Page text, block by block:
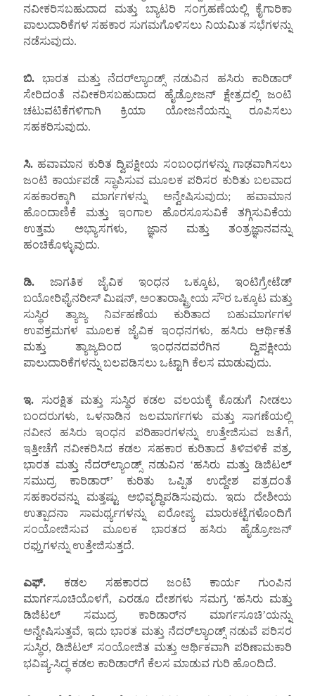
ನವೀಕರಿಸಬಹುದಾದ ಮತ್ತು ಬ್ಯಾಟರಿ ಸಂಗ್ರಹಣೆಯಲ್ಲಿ ಕೈಗಾರಿಕಾ
ಪಾಲುದಾರಿಕೆಗಳ ಸಹಕಾರ ಸುಗಮಗೊಳಿಸಲು ನಿಯಮಿತ ಸಭೆಗಳನ್ನು
ನಡೆಸುವುದು.
ಬಿ.ಭಾರತ ಮತ್ತು ನೆದರ್‌ಲ್ಯಾಂಡ್ಸ್ ನಡುವಿನ ಹಸಿರು ಕಾರಿಡಾರ್
ಸೇರಿದಂತೆ ನವೀಕರಿಸಬಹುದಾದ ಹೈಡ್ರೋಜನ್ ಕ್ಷೇತ್ರದಲ್ಲಿ ಜಂಟಿ
ಚಟುವಟಿಕೆಗಳಿಗಾಗಿ ಕ್ರಿಯಾ ಯೋಜನೆಯನ್ನು ರೂಪಿಸಲು
ಸಹಕರಿಸುವುದು.
ಸಿ.ಹವಾಮಾನ ಕುರಿತ ದ್ವಿಪಕ್ಷೀಯ ಸಂಬಂಧಗಳನ್ನು ಗಾಢವಾಗಿಸಲು
ಜಂಟಿ ಕಾರ್ಯಪಡೆ ಸ್ಥಾಪಿಸುವ ಮೂಲಕ ಪರಿಸರ ಕುರಿತು ಬಲವಾದ
ಸಹಕಾರಕ್ಕಾಗಿ ಮಾರ್ಗಗಳನ್ನು ಅನ್ವೇಷಿಸುವುದು; ಹವಾಮಾನ
ಹೊಂದಾಣಿಕೆ ಮತ್ತು ಇಂಗಾಲ ಹೊರಸೂಸುವಿಕೆ ತಗ್ಗಿಸುವಿಕೆಯ
ಉತ್ತಮ ಅಭ್ಯಾಸಗಳು, ಜ್ಞಾನ ಮತ್ತು ತಂತ್ರಜ್ಞಾನವನ್ನು
ಹಂಚಿಕೊಳ್ಳುವುದು.
ಡಿ.ಜಾಗತಿಕ ಜೈವಿಕ ಇಂಧನ ಒಕ್ಕೂಟ, ಇಂಟಿಗ್ರೇಟೆಡ್
ಬಯೋರಿಫೈನರೀಸ್ ಮಿಷನ್, ಅಂತಾರಾಷ್ಟ್ರೀಯ ಸೌರ ಒಕ್ಕೂಟ ಮತ್ತು
ಸುಸ್ಥಿರ ತ್ಯಾಜ್ಯ ನಿರ್ವಹಣೆಯ ಕುರಿತಾದ ಬಹುಮಾರ್ಗಗಳ
ಉಪಕ್ರಮಗಳ ಮೂಲಕ ಜೈವಿಕ ಇಂಧನಗಳು, ಹಸಿರು ಆರ್ಥಿಕತೆ
ಮತ್ತು ತ್ಯಾಜ್ಯದಿಂದ ಇಂಧನದವರೆಗಿನ ದ್ವಿಪಕ್ಷೀಯ
ಪಾಲುದಾರಿಕೆಗಳನ್ನು ಬಲಪಡಿಸಲು ಒಟ್ಟಾಗಿ ಕೆಲಸ ಮಾಡುವುದು.
ಇ.ಸುರಕ್ಷಿತ ಮತ್ತು ಸುಸ್ಥಿರ ಕಡಲ ವಲಯಕ್ಕೆ ಕೊಡುಗೆ ನೀಡಲು
ಬಂದರುಗಳು, ಒಳನಾಡಿನ ಜಲಮಾರ್ಗಗಳು ಮತ್ತು ಸಾಗಣೆಯಲ್ಲಿ
ನವೀನ ಹಸಿರು ಇಂಧನ ಪರಿಹಾರಗಳನ್ನು ಉತ್ತೇಜಿಸುವ ಜತೆಗೆ,
ಇತ್ತೀಚೆಗೆ ನವೀಕರಿಸಿದ ಕಡಲ ಸಹಕಾರ ಕುರಿತಾದ ತಿಳಿವಳಿಕೆ ಪತ್ರ,
ಭಾರತ ಮತ್ತು ನೆದರ್‌ಲ್ಯಾಂಡ್ಸ್ ನಡುವಿನ ‘ಹಸಿರು ಮತ್ತು ಡಿಜಿಟಲ್
ಸಮುದ್ರ ಕಾರಿಡಾರ್’ ಕುರಿತು ಒಪ್ಪಿತ ಉದ್ದೇಶ ಪತ್ರದಂತೆ
ಸಹಕಾರವನ್ನು ಮತ್ತಷ್ಟು ಅಭಿವೃದ್ಧಿಪಡಿಸುವುದು. ಇದು ದೇಶೀಯ
ಉತ್ಪಾದನಾ ಸಾಮರ್ಥ್ಯಗಳನ್ನು ಐರೋಪ್ಯ ಮಾರುಕಟ್ಟೆಗಳೊಂದಿಗೆ
ಸಂಯೋಜಿಸುವ ಮೂಲಕ ಭಾರತದ ಹಸಿರು ಹೈಡ್ರೋಜನ್
ರಫ್ತುಗಳನ್ನು ಉತ್ತೇಜಿಸುತ್ತದೆ.
ಎಫ್.ಕಡಲ ಸಹಕಾರದ ಜಂಟಿ ಕಾರ್ಯ ಗುಂಪಿನ
ಮಾರ್ಗಸೂಚಿಯೊಳಗೆ, ಎರಡೂ ದೇಶಗಳು ಸಮಗ್ರ ‘ಹಸಿರು ಮತ್ತು
ಡಿಜಿಟಲ್ ಸಮುದ್ರ ಕಾರಿಡಾರ್‌ನ ಮಾರ್ಗಸೂಚಿ’ಯನ್ನು
ಅನ್ವೇಷಿಸುತ್ತವೆ, ಇದು ಭಾರತ ಮತ್ತು ನೆದರ್‌ಲ್ಯಾಂಡ್ಸ್ ನಡುವೆ ಪರಿಸರ
ಸುಸ್ಥಿರ, ಡಿಜಿಟಲ್ ಸಂಯೋಜಿತ ಮತ್ತು ಆರ್ಥಿಕವಾಗಿ ಪರಿಣಾಮಕಾರಿ
ಭವಿಷ್ಯ-ಸಿದ್ಧ ಕಡಲ ಕಾರಿಡಾರ್‌ಗೆ ಕೆಲಸ ಮಾಡುವ ಗುರಿ ಹೊಂದಿದೆ.